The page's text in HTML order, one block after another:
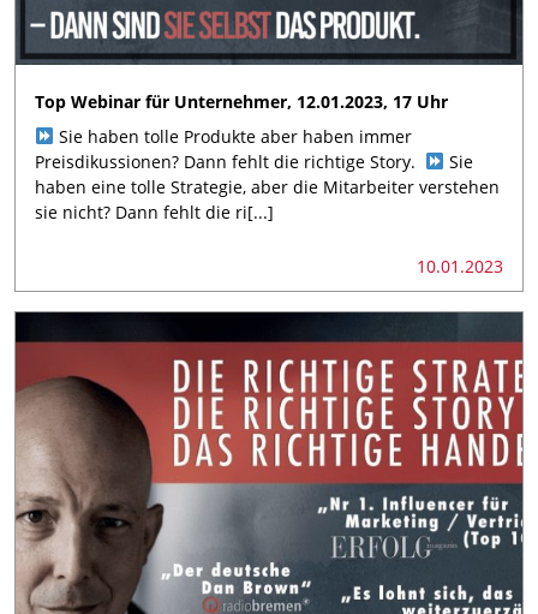
Top Webinar für Unternehmer, 12.01.2023, 17 Uhr
Sie haben tolle Produkte aber haben immer
Preisdikussionen? Dann fehlt die richtige Story.
Sie
haben eine tolle Strategie, aber die Mitarbeiter verstehen
sie nicht? Dann fehlt die ri[...]
10.01.2023